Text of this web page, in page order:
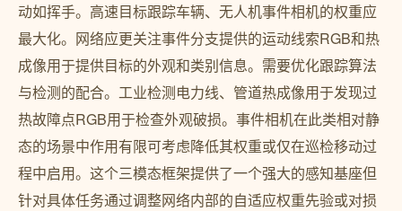
动如挥手。高速目标跟踪车辆、无人机事件相机的权重应
最大化。网络应更关注事件分支提供的运动线索RGB和热
成像用于提供目标的外观和类别信息。需要优化跟踪算法
与检测的配合。工业检测电力线、管道热成像用于发现过
热故障点RGB用于检查外观破损。事件相机在此类相对静
态的场景中作用有限可考虑降低其权重或仅在巡检移动过
程中启用。这个三模态框架提供了一个强大的感知基座但
针对具体任务通过调整网络内部的自适应权重先验或对损